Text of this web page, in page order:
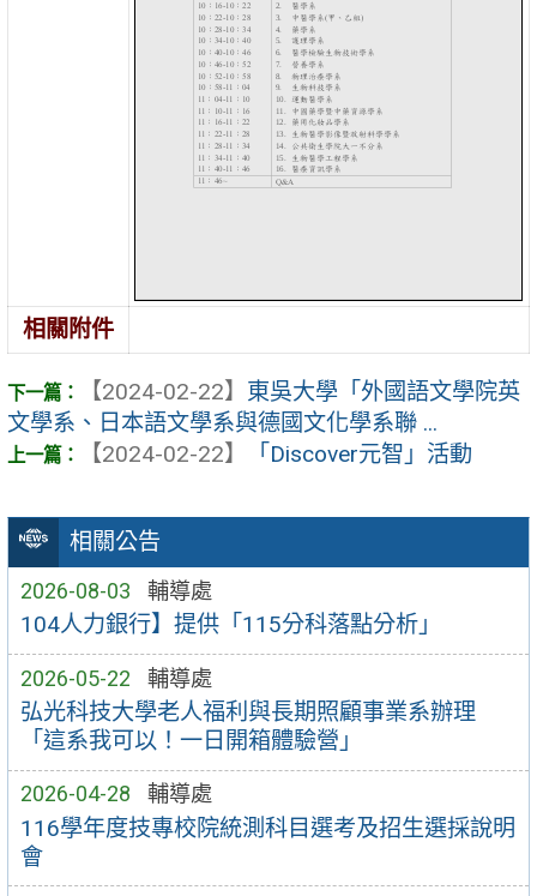
相關公告
2026-08-03 輔導處
104人力銀行】提供「115分科落點分析」
2026-05-22 輔導處
弘光科技大學老人福利與長期照顧事業系辦理
「這系我可以！一日開箱體驗營」
2026-04-28 輔導處
116學年度技專校院統測科目選考及招生選採說明
會
相關附件
【2024-02-22】 東吳大學「外國語文學院英
文學系、日本語文學系與德國文化學系聯 ...
【2024-02-22】
「Discover元智」活動